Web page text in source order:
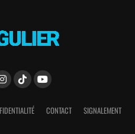
CONTACT SIGNALEMENT